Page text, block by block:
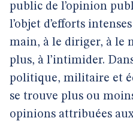
public de l’opinion
l’objet d’efforts
main, à le diriger, à le
plus, à l’intimider.
politique, militaire et
se trouve plus ou
opinions attribuées